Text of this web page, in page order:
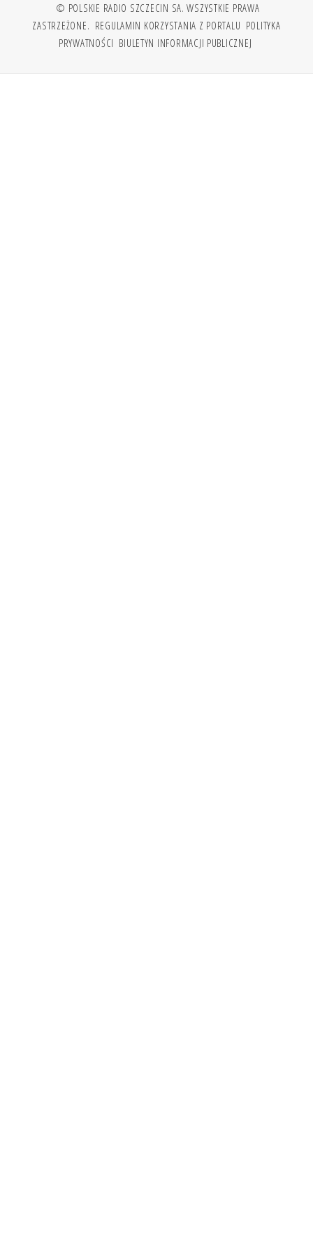
© POLSKIE RADIO SZCZECIN SA. WSZYSTKIE PRAWA
ZASTRZEŻONE. REGULAMIN KORZYSTANIA Z PORTALU POLITYKA
PRYWATNOŚCI BIULETYN INFORMACJI PUBLICZNEJ